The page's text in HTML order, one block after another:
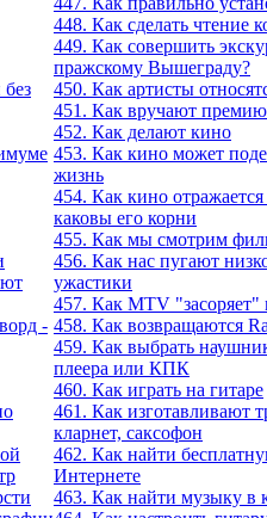
-
448. Как сделать чтение
449. Как совершить
пражскому Вышеграду?
450. Как артисты
451. Как вручают
452. Как делают кино
453. Как кино может
жизнь
454. Как кино
каковы его корни
455. Как мы смотрим
456. Как нас пугают
ужастики
457. Как MTV "засоряет"
458. Как возвращаются
459. Как выбрать
плеера или КПК
460. Как играть на гитаре
461. Как изготавливают
кларнет, саксофон
462. Как найти
Интернете
463. Как найти музыку в